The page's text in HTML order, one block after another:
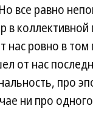
все равно
в
ровно в том
от нас
про
ни про